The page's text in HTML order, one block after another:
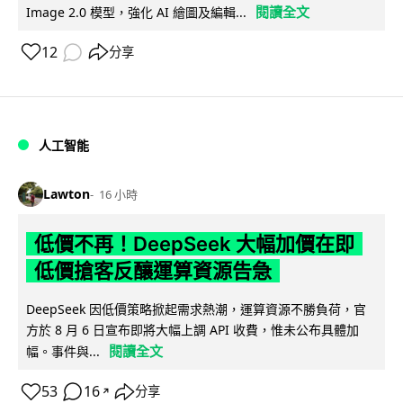
Image 2.0 模型，強化 AI 繪圖及編輯...
閱讀全文
12 分享
人工智能
Lawton 16 小時
低價不再！DeepSeek 大幅加價在即
低價搶客反釀運算資源告急
DeepSeek 因低價策略掀起需求熱潮，運算資源不勝負荷，官
方於 8 月 6 日宣布即將大幅上調 API 收費，惟未公布具體加
幅。事件與...
閱讀全文
53 16 ↗ 分享